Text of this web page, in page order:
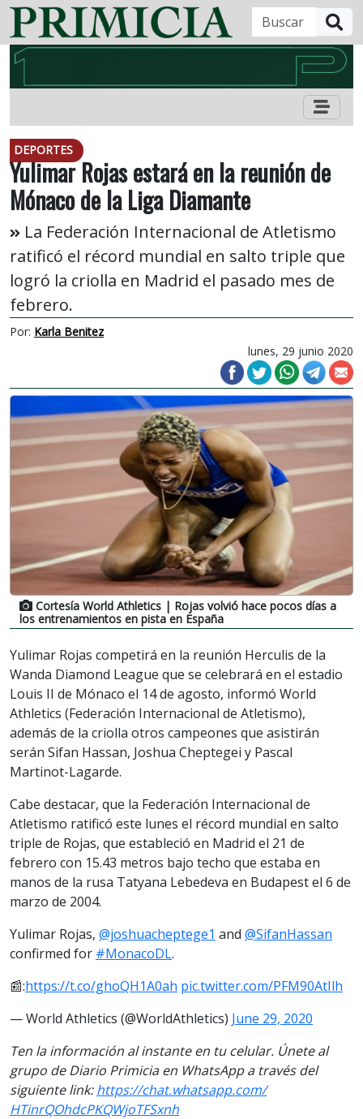
DEPORTES
Yulimar Rojas estará en la reunión de
Mónaco de la Liga Diamante
La Federación Internacional de Atletismo
ratificó el récord mundial en salto triple que
logró la criolla en Madrid el pasado mes de
febrero.
Por: Karla Benitez
lunes, 29 junio 2020
Cortesía World Athletics | Rojas volvió hace pocos días a
los entrenamientos en pista en España
Yulimar Rojas competirá en la reunión Herculis de la
Wanda Diamond League que se celebrará en el estadio
Louis II de Mónaco el 14 de agosto, informó World
Athletics (Federación Internacional de Atletismo),
además de la criolla otros campeones que asistirán
serán Sifan Hassan, Joshua Cheptegei y Pascal
Martinot-Lagarde.
Cabe destacar, que la Federación Internacional de
Atletismo ratificó este lunes el récord mundial en salto
triple de Rojas, que estableció en Madrid el 21 de
febrero con 15.43 metros bajo techo que estaba en
manos de la rusa Tatyana Lebedeva en Budapest el 6 de
marzo de 2004.
Yulimar Rojas, @joshuacheptege1 and @SifanHassan
confirmed for #MonacoDL.
📰:https://t.co/ghoQH1A0ah pic.twitter.com/PFM90AtIlh
— World Athletics (@WorldAthletics) June 29, 2020
Ten la información al instante en tu celular. Únete al
grupo de Diario Primicia en WhatsApp a través del
siguiente link:https://chat.whatsapp.com/
HTinrQOhdcPKQWjoTFSxnh